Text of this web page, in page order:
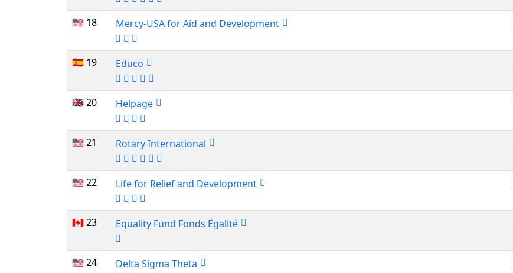
🇺🇸 18 Mercy-USA for Aid and Development
🇪🇸 19 Educo
🇬🇧 20 Helpage
🇺🇸 21 Rotary International
🇺🇸 22 Life for Relief and Development
🇨🇦 23 Equality Fund Fonds Égalité
🇺🇸 24 Delta Sigma Theta